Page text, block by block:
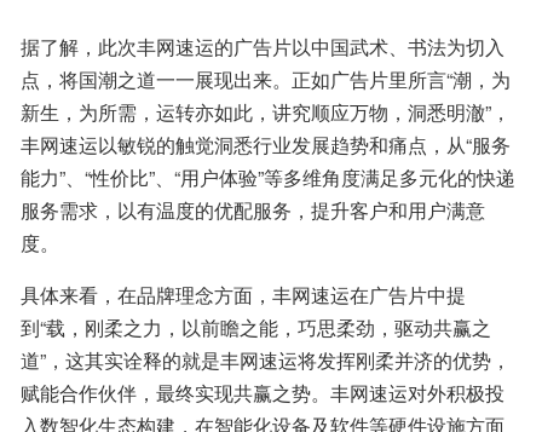
据了解，此次丰网速运的广告片以中国武术、书法为切入
点，将国潮之道一一展现出来。正如广告片里所言“潮，为
新生，为所需，运转亦如此，讲究顺应万物，洞悉明澈”，
丰网速运以敏锐的触觉洞悉行业发展趋势和痛点，从“服务
能力”、“性价比”、“用户体验”等多维角度满足多元化的快递
服务需求，以有温度的优配服务，提升客户和用户满意
度。
具体来看，在品牌理念方面，丰网速运在广告片中提
到“载，刚柔之力，以前瞻之能，巧思柔劲，驱动共赢之
道”，这其实诠释的就是丰网速运将发挥刚柔并济的优势，
赋能合作伙伴，最终实现共赢之势。丰网速运对外积极投
入数智化生态构建，在智能化设备及软件等硬件设施方面